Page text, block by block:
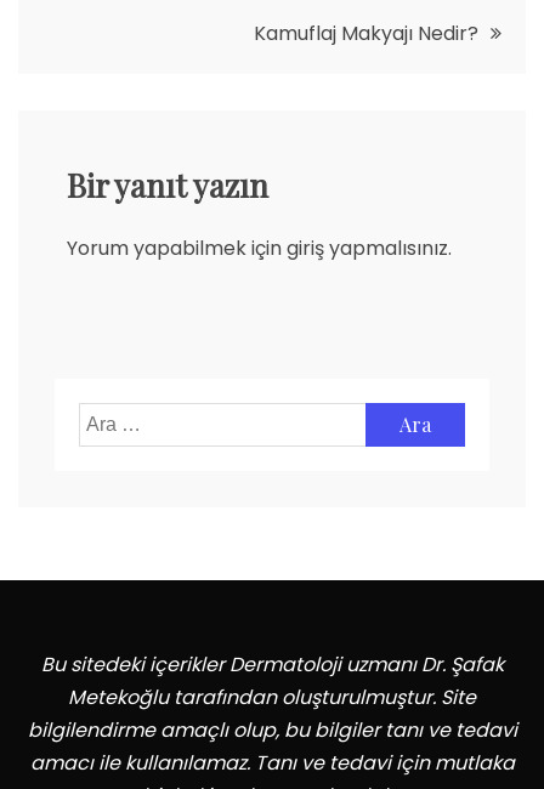
Kamuflaj Makyajı Nedir?
Bir yanıt yazın
Yorum yapabilmek içingiriş yapmalısınız.
Arama:
Bu sitedeki içerikler Dermatoloji uzmanı Dr. Şafak
Metekoğlu tarafından oluşturulmuştur. Site
bilgilendirme amaçlı olup, bu bilgiler tanı ve tedavi
amacı ile kullanılamaz. Tanı ve tedavi için mutlaka